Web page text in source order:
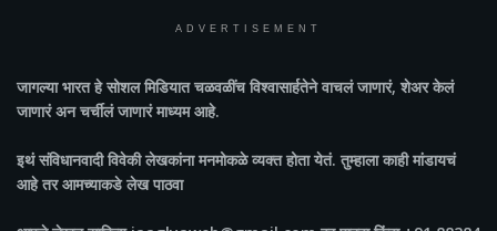
ADVERTISEMENT
जागल्या भारतहे सोशल मिडियात चळवळींच विश्वासार्हतेने वाचलं जाणारं, शेअर केलं
जाणारं अन चर्चीलं जाणारं माध्यम आहे.
इथं संविधानवादी विवेकी लेखकांना मनमोकळे व्यक्त होता येतं. तुम्हाला काही मांडायचं
आहे तर आमच्याकडे लेख पाठवा